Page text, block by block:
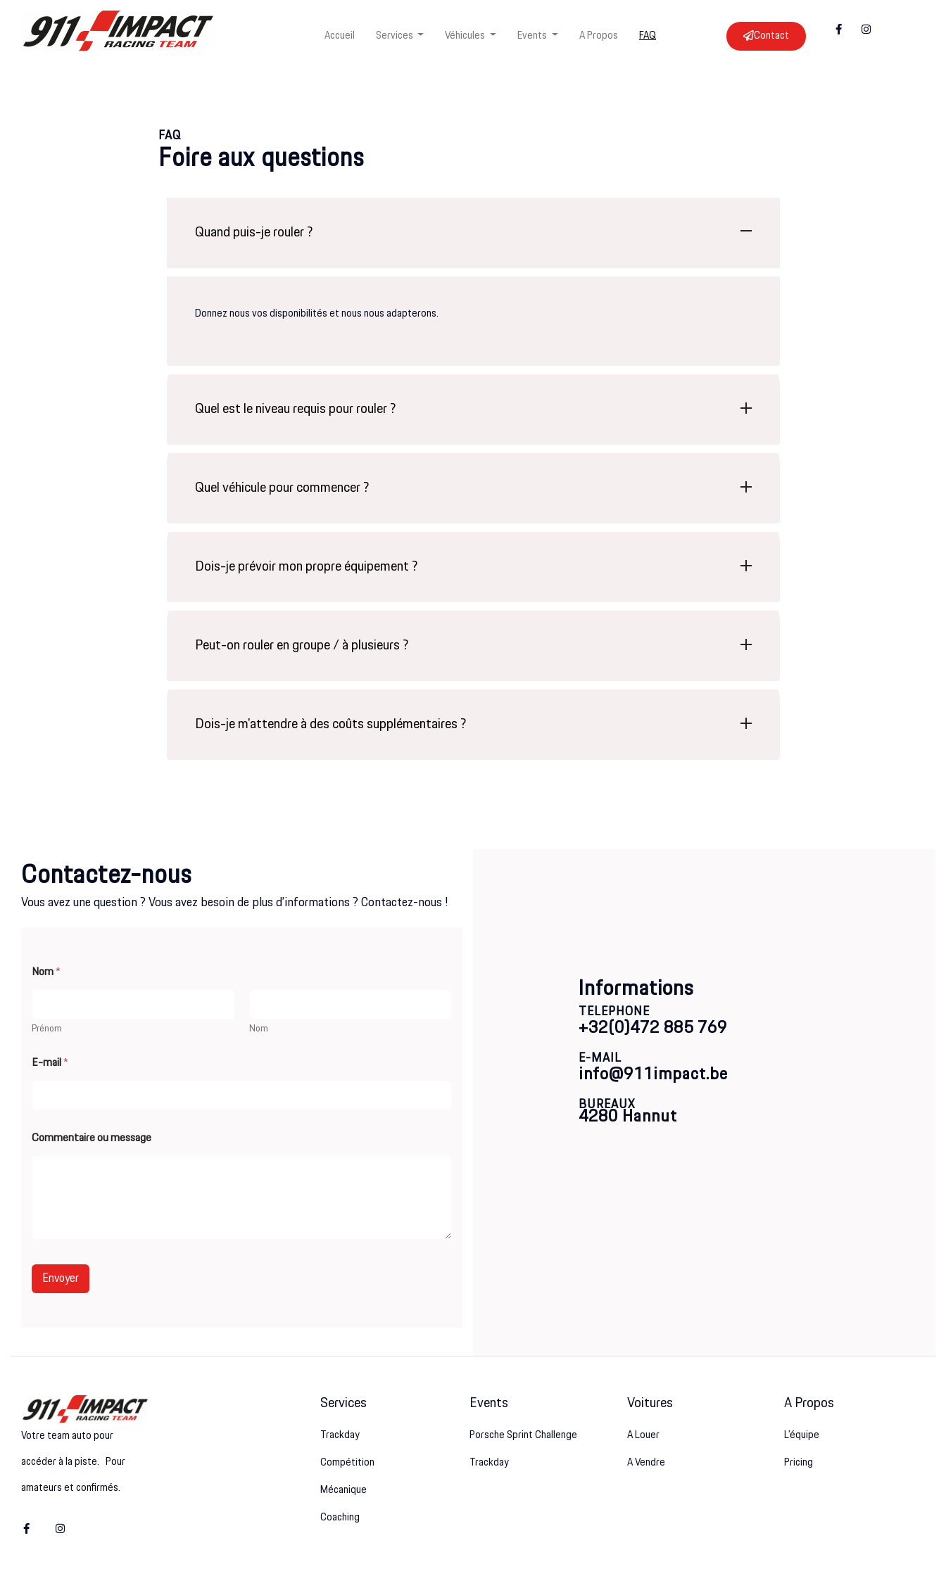
Accueil Services Véhicules Events A Propos FAQ Contact
FAQ
Foire aux questions
Quand puis-je rouler ?
Donnez nous vos disponibilités et nous nous adapterons.
Quel est le niveau requis pour rouler ?
Quel véhicule pour commencer ?
Dois-je prévoir mon propre équipement ?
Peut-on rouler en groupe / à plusieurs ?
Dois-je m'attendre à des coûts supplémentaires ?
Contactez-nous
Vous avez une question ? Vous avez besoin de plus d’informations ? Contactez-nous !
Nom*
Prénom Nom
o
m
a
E-mail*
Commentaire ou message
Envoyer
Informations
TELEPHONE
+32(0)472 885 769
E-MAIL
info@911impact.be
BUREAUX
4280 Hannut
Votre team auto pour
accéder à la piste. Pour
amateurs et confirmés.
Services
Trackday
Compétition
Mécanique
Coaching
Events
Porsche Sprint Challenge
Trackday
Voitures
A Louer
A Vendre
A Propos
L’équipe
Pricing